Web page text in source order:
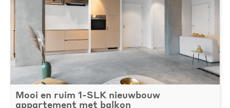
Mooi en ruim 1-SLK nieuwbouw
appartement met balkon